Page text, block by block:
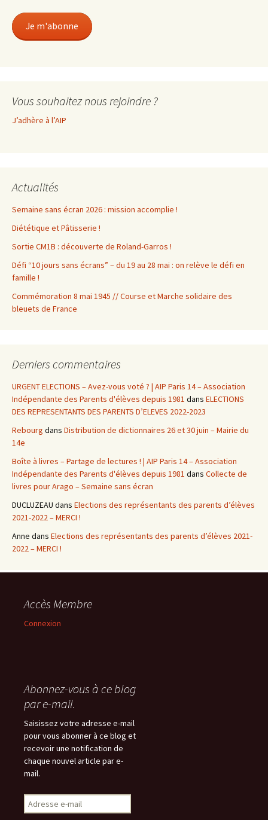
Je m'abonne
Vous souhaitez nous rejoindre ?
J’adhère à l’AIP
Actualités
Semaine sans écran 2026 : mission accomplie !
Diététique et Pâtisserie !
Sortie CM1B : découverte de Roland-Garros !
Défi “10 jours sans écrans” – du 19 au 28 mai : on relève le défi en
famille !
Commémoration 8 mai 1945 // Course et Marche solidaire des
bleuets de France
Derniers commentaires
URGENT ELECTIONS – Avez-vous voté ? | AIP Paris 14 – Association
Indépendante des Parents d'élèves depuis 1981 dans ELECTIONS
DES REPRESENTANTS DES PARENTS D’ELEVES 2022-2023
Rebourg dans Distribution de dictionnaires 26 et 30 juin – Mairie du
14e
Boîte à livres – Partage de lectures ! | AIP Paris 14 – Association
Indépendante des Parents d'élèves depuis 1981 dans Collecte de
livres pour Arago – Semaine sans écran
DUCLUZEAU dans Elections des représentants des parents d’élèves
2021-2022 – MERCI !
Anne dans Elections des représentants des parents d’élèves 2021-
2022 – MERCI !
Accès Membre
Connexion
Abonnez-vous à ce blog
par e-mail.
Saisissez votre adresse e-mail
pour vous abonner à ce blog et
recevoir une notification de
chaque nouvel article par e-
mail.
Adresse
e-